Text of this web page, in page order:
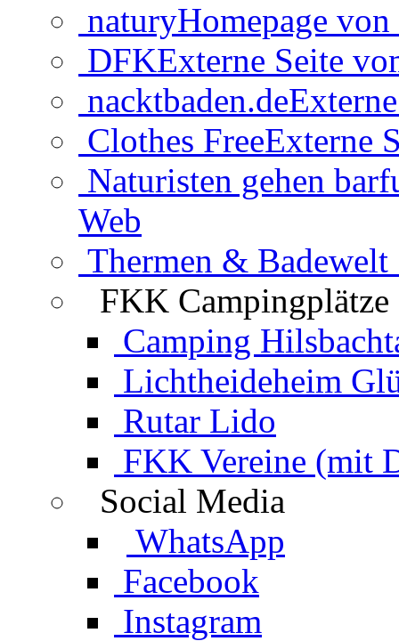
naturyHomepage
DFKExterne Seite
nacktbaden.de
Clothes FreeExterne
Naturisten gehen
Web
Thermen & Badewelt
FKK Campingplätze
Camping
Lichtheideheim
Rutar Lido
FKK Vereine (mit
Social Media
WhatsApp
Facebook
Instagram